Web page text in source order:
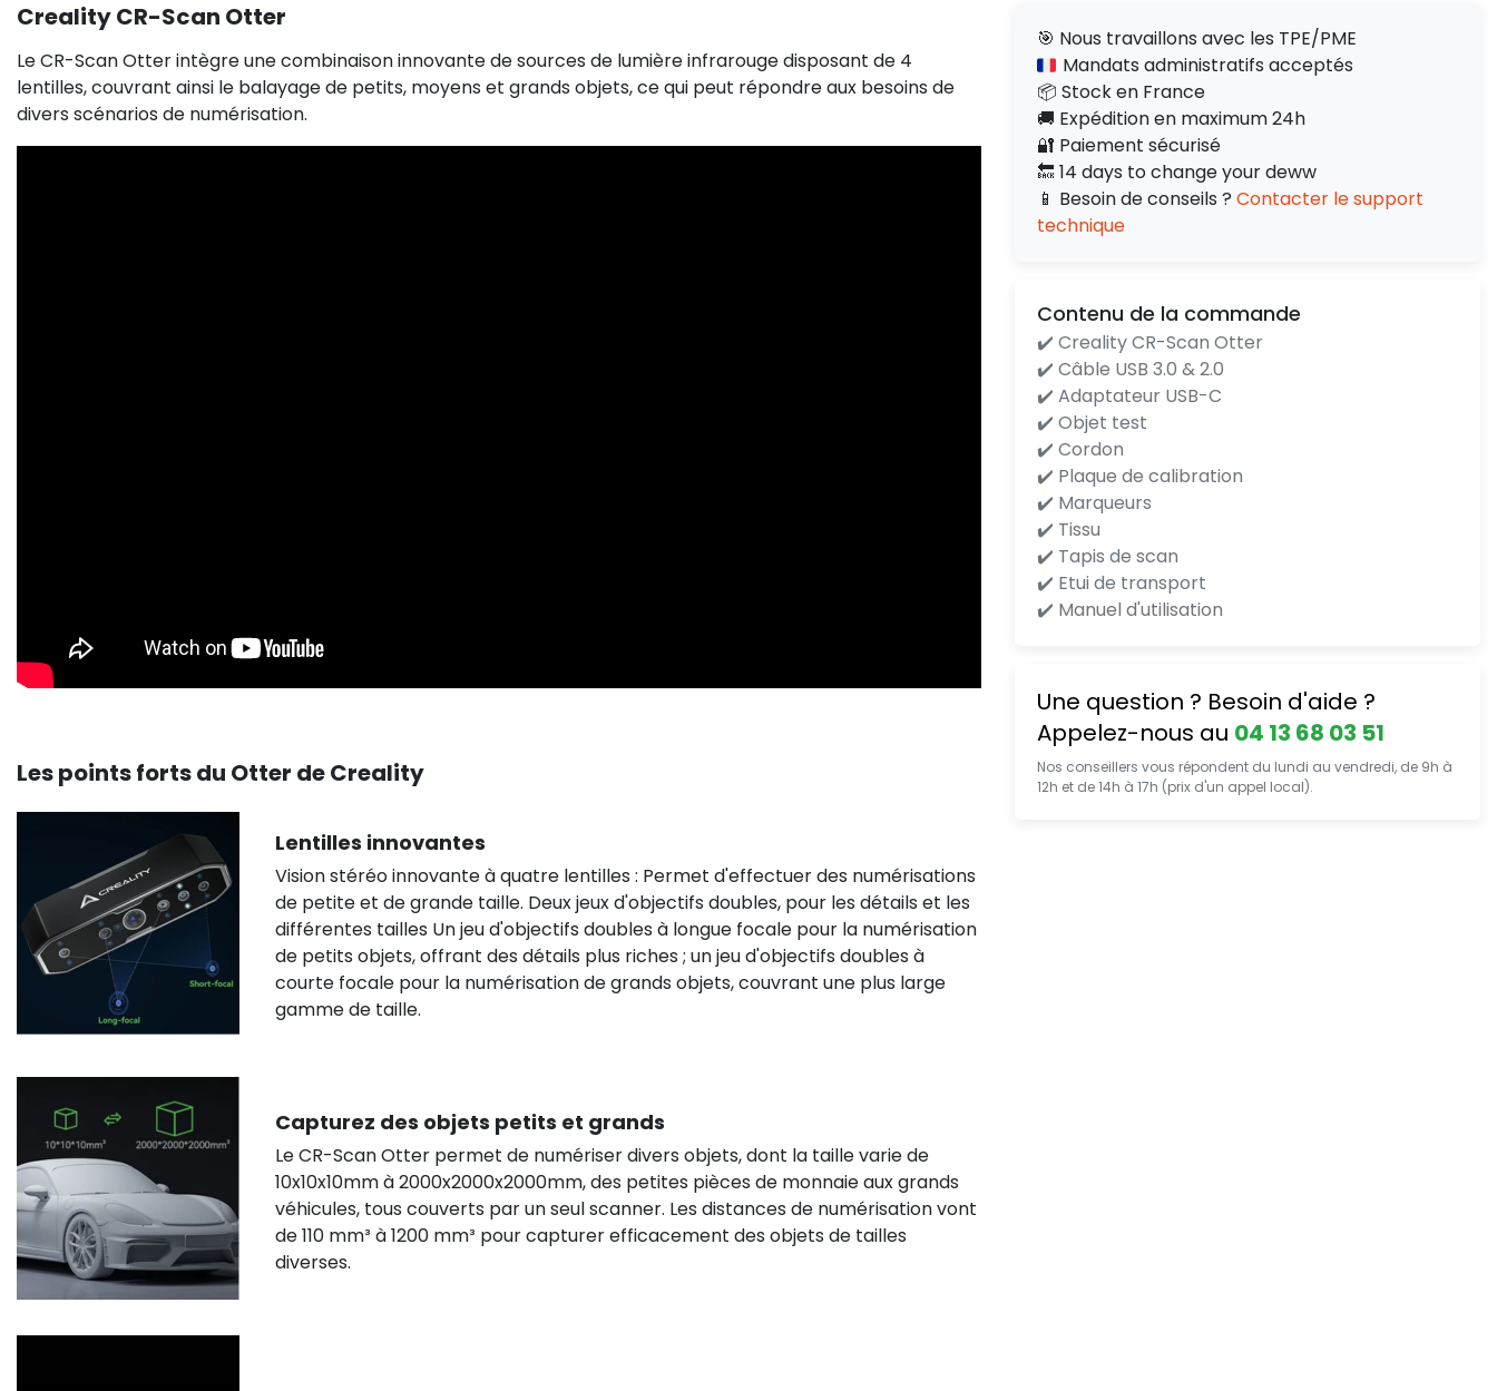
Creality CR-Scan Otter
Le CR-Scan Otter intègre une combinaison innovante de sources de lumière infrarouge disposant de 4
lentilles, couvrant ainsi le balayage de petits, moyens et grands objets, ce qui peut répondre aux besoins de
divers scénarios de numérisation.
Les points forts du Otter de Creality
Lentilles innovantes
Vision stéréo innovante à quatre lentilles : Permet d'effectuer des numérisations
de petite et de grande taille. Deux jeux d'objectifs doubles, pour les détails et les
différentes tailles Un jeu d'objectifs doubles à longue focale pour la numérisation
de petits objets, offrant des détails plus riches ; un jeu d'objectifs doubles à
courte focale pour la numérisation de grands objets, couvrant une plus large
gamme de taille.
Capturez des objets petits et grands
Le CR-Scan Otter permet de numériser divers objets, dont la taille varie de
10x10x10mm à 2000x2000x2000mm, des petites pièces de monnaie aux grands
véhicules, tous couverts par un seul scanner. Les distances de numérisation vont
de 110 mm³ à 1200 mm³ pour capturer efficacement des objets de tailles
diverses.
🎯 Nous travaillons avec les TPE/PME
Mandats administratifs acceptés
📦 Stock en France
🚚 Expédition en maximum 24h
🔐 Paiement sécurisé
🔙 14 days to change your deww
📱 Besoin de conseils ? Contacter le support
technique
Contenu de la commande
✔️ Creality CR-Scan Otter
✔️ Câble USB 3.0 & 2.0
✔️ Adaptateur USB-C
✔️ Objet test
✔️ Cordon
✔️ Plaque de calibration
✔️ Marqueurs
✔️ Tissu
✔️ Tapis de scan
✔️ Etui de transport
✔️ Manuel d'utilisation
Une question ? Besoin d'aide ?
Appelez-nous au 04 13 68 03 51
Nos conseillers vous répondent du lundi au vendredi, de 9h à
12h et de 14h à 17h (prix d'un appel local).